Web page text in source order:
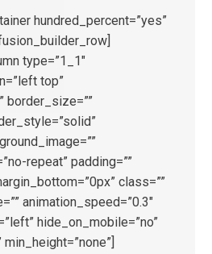
hundred_percent=”yes”
type=”1_1″
top”
border_size=””
repeat” padding=””
class=””
animation_speed=”0.3″
hide_on_mobile=”no”